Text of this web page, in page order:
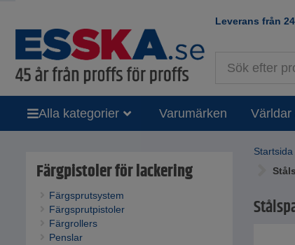
Leverans från
Alla kategorier Varumärken Världar
Färgpistoler för lackering
Färgsprutsystem
Färgsprutpistoler
Färgrollers
Penslar
Startsida